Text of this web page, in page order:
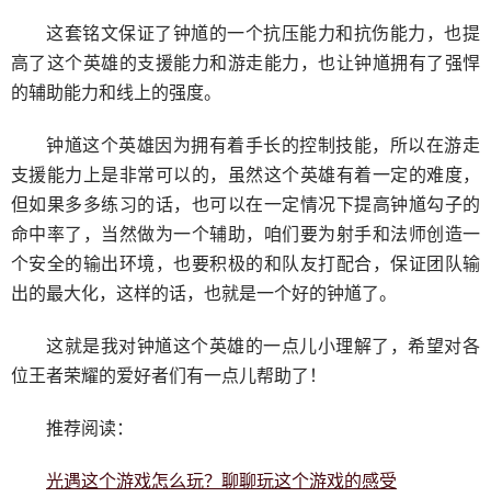
这套铭文保证了钟馗的一个抗压能力和抗伤能力，也提
高了这个英雄的支援能力和游走能力，也让钟馗拥有了强悍
的辅助能力和线上的强度。
钟馗这个英雄因为拥有着手长的控制技能，所以在游走
支援能力上是非常可以的，虽然这个英雄有着一定的难度，
但如果多多练习的话，也可以在一定情况下提高钟馗勾子的
命中率了，当然做为一个辅助，咱们要为射手和法师创造一
个安全的输出环境，也要积极的和队友打配合，保证团队输
出的最大化，这样的话，也就是一个好的钟馗了。
这就是我对钟馗这个英雄的一点儿小理解了，希望对各
位王者荣耀的爱好者们有一点儿帮助了！
推荐阅读：
光遇这个游戏怎么玩？聊聊玩这个游戏的感受